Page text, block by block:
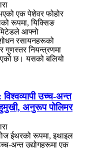
एक पेशेवर फोहोर
रूपमा, यिक्सिङ
आफ्नो
रसायनहरूको
गुणस्तर नियन्त्रणमा
छ। यसको बलियो
उच्च-अन्त
अनुरूप पोलिमर
ईथरको रूपमा, इथाइल
अन्त उद्योगहरूमा एक